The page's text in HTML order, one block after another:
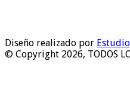
Diseño realizado por
© Copyright 2026, TODOS